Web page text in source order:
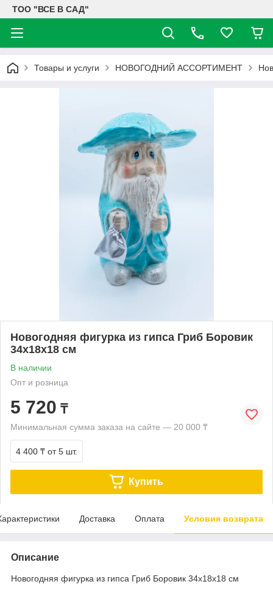
ТОО "ВСЕ В САД"
Товары и услуги НОВОГОДНИЙ АССОРТИМЕНТ
Новогодняя фигурка из гипса Гриб Боровик
34х18х18 см
В наличии
Опт и розница
5 720 ₸
Минимальная сумма заказа на сайте — 20 000 ₸
4 400 ₸ от 5 шт.
Купить
Доставка Оплата Условия возврата
Описание
Новогодняя фигурка из гипса Гриб Боровик 34х18х18 см